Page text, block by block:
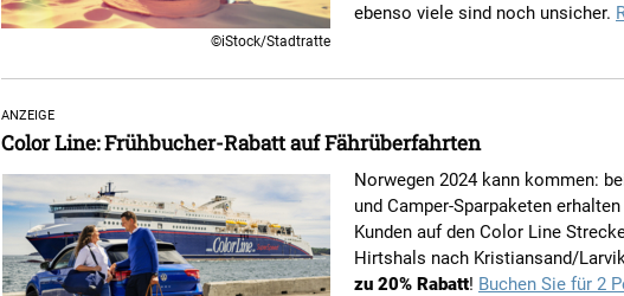
©iStock/Stadtratte
ebenso viele sind noch unsicher.
ANZEIGE
Color Line: Frühbucher-Rabatt auf Fährüberfahrten
Norwegen 2024 kann kommen:
und Camper-Sparpaketen
Kunden auf den Color Line
Hirtshals nach Kristiansand/
zu 20% Rabatt! Buchen Sie für 2